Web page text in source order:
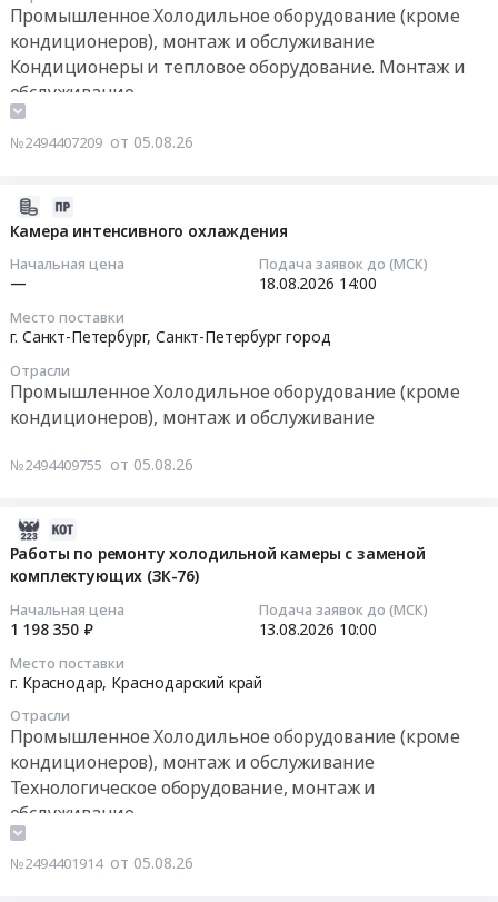
Промышленное Холодильное оборудование (кроме
кондиционеров), монтаж и обслуживание
Кондиционеры и тепловое оборудование. Монтаж и
обслуживание
№2494407209 от 05.08.26
Камера интенсивного охлаждения
Начальная цена
—
Подача заявок до (МСК)
18.08.2026 14:00
Место поставки
г. Санкт-Петербург,Санкт-Петербург город
Отрасли
Промышленное Холодильное оборудование (кроме
кондиционеров), монтаж и обслуживание
№2494409755 от 05.08.26
Работы по ремонту холодильной камеры с заменой
комплектующих (ЗК-76)
Начальная цена
1 198 350 ₽
Подача заявок до (МСК)
13.08.2026 10:00
Место поставки
г. Краснодар, Краснодарский край
Отрасли
Промышленное Холодильное оборудование (кроме
кондиционеров), монтаж и обслуживание
Технологическое оборудование, монтаж и
обслуживание
№2494401914 от 05.08.26